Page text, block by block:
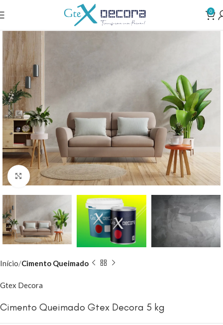
0
Clique para ampliar
Início Cimento Queimado
Gtex Decora
Cimento Queimado Gtex Decora 5 kg